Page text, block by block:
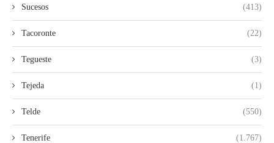
Sucesos (413)
Tacoronte (22)
Tegueste (3)
Tejeda (1)
Telde (550)
Tenerife (1.767)